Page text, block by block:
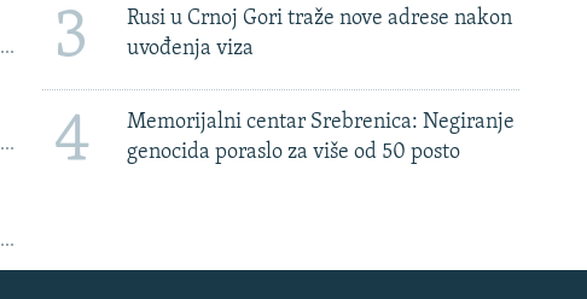
3
Rusi u Crnoj Gori traže nove adrese nakon
uvođenja viza
4
Memorijalni centar Srebrenica: Negiranje
genocida poraslo za više od 50 posto